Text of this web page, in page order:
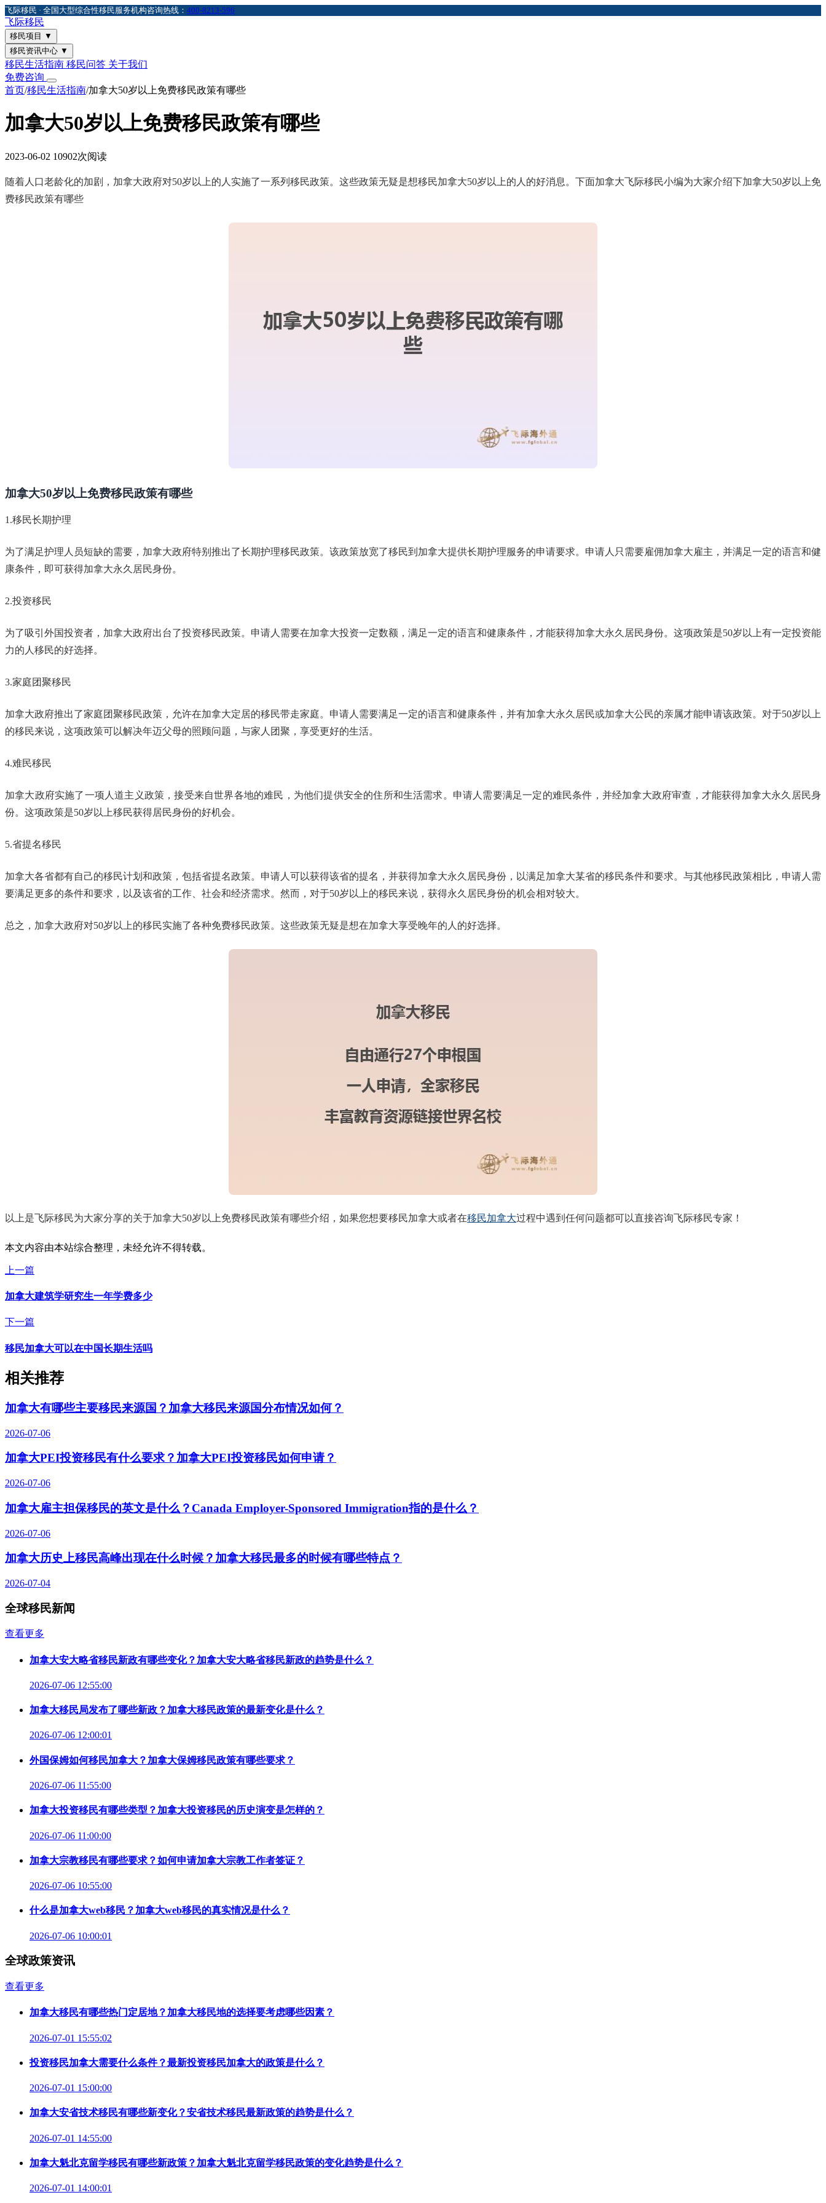
飞际移民 · 全国大型综合性移民服务机构咨询热线： 400-8213-596
飞际移民
移民项目 ▼
移民资讯中心 ▼
移民生活指南 移民问答 关于我们
免费咨询
首页/移民生活指南/加拿大50岁以上免费移民政策有哪些
加拿大50岁以上免费移民政策有哪些
2023-06-02 10902次阅读
随着人口老龄化的加剧，加拿大政府对50岁以上的人实施了一系列移民政策。这些政策无疑是想移民加拿大50岁以上的人的好消息。下面加拿大飞际移民小编为大家介绍下加拿大50岁以上免
费移民政策有哪些
加拿大50岁以上免费移民政策有哪些
1.移民长期护理
为了满足护理人员短缺的需要，加拿大政府特别推出了长期护理移民政策。该政策放宽了移民到加拿大提供长期护理服务的申请要求。申请人只需要雇佣加拿大雇主，并满足一定的语言和健
康条件，即可获得加拿大永久居民身份。
2.投资移民
为了吸引外国投资者，加拿大政府出台了投资移民政策。申请人需要在加拿大投资一定数额，满足一定的语言和健康条件，才能获得加拿大永久居民身份。这项政策是50岁以上有一定投资能
力的人移民的好选择。
3.家庭团聚移民
加拿大政府推出了家庭团聚移民政策，允许在加拿大定居的移民带走家庭。申请人需要满足一定的语言和健康条件，并有加拿大永久居民或加拿大公民的亲属才能申请该政策。对于50岁以上
的移民来说，这项政策可以解决年迈父母的照顾问题，与家人团聚，享受更好的生活。
4.难民移民
加拿大政府实施了一项人道主义政策，接受来自世界各地的难民，为他们提供安全的住所和生活需求。申请人需要满足一定的难民条件，并经加拿大政府审查，才能获得加拿大永久居民身
份。这项政策是50岁以上移民获得居民身份的好机会。
5.省提名移民
加拿大各省都有自己的移民计划和政策，包括省提名政策。申请人可以获得该省的提名，并获得加拿大永久居民身份，以满足加拿大某省的移民条件和要求。与其他移民政策相比，申请人需
要满足更多的条件和要求，以及该省的工作、社会和经济需求。然而，对于50岁以上的移民来说，获得永久居民身份的机会相对较大。
总之，加拿大政府对50岁以上的移民实施了各种免费移民政策。这些政策无疑是想在加拿大享受晚年的人的好选择。
以上是飞际移民为大家分享的关于加拿大50岁以上免费移民政策有哪些介绍，如果您想要移民加拿大或者在移民加拿大过程中遇到任何问题都可以直接咨询飞际移民专家！
本文内容由本站综合整理，未经允许不得转载。
上一篇
加拿大建筑学研究生一年学费多少
下一篇
移民加拿大可以在中国长期生活吗
相关推荐
加拿大有哪些主要移民来源国？加拿大移民来源国分布情况如何？
2026-07-06
加拿大PEI投资移民有什么要求？加拿大PEI投资移民如何申请？
2026-07-06
加拿大雇主担保移民的英文是什么？Canada Employer-Sponsored Immigration指的是什么？
2026-07-06
加拿大历史上移民高峰出现在什么时候？加拿大移民最多的时候有哪些特点？
2026-07-04
全球移民新闻
查看更多
加拿大安大略省移民新政有哪些变化？加拿大安大略省移民新政的趋势是什么？
2026-07-06 12:55:00
加拿大移民局发布了哪些新政？加拿大移民政策的最新变化是什么？
2026-07-06 12:00:01
外国保姆如何移民加拿大？加拿大保姆移民政策有哪些要求？
2026-07-06 11:55:00
加拿大投资移民有哪些类型？加拿大投资移民的历史演变是怎样的？
2026-07-06 11:00:00
加拿大宗教移民有哪些要求？如何申请加拿大宗教工作者签证？
2026-07-06 10:55:00
什么是加拿大web移民？加拿大web移民的真实情况是什么？
2026-07-06 10:00:01
全球政策资讯
查看更多
加拿大移民有哪些热门定居地？加拿大移民地的选择要考虑哪些因素？
2026-07-01 15:55:02
投资移民加拿大需要什么条件？最新投资移民加拿大的政策是什么？
2026-07-01 15:00:00
加拿大安省技术移民有哪些新变化？安省技术移民最新政策的趋势是什么？
2026-07-01 14:55:00
加拿大魁北克留学移民有哪些新政策？加拿大魁北克留学移民政策的变化趋势是什么？
2026-07-01 14:00:01